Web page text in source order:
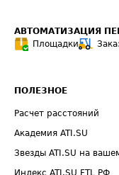
АВТОМАТИЗАЦИЯ
Площадки
ПОЛЕЗНОЕ
Расчет расстояний
Академия ATI.SU
Звезды ATI.SU на
Индекс ATI.SU FTL РФ